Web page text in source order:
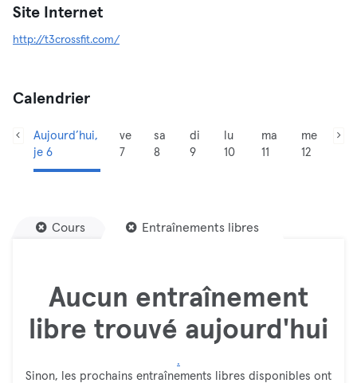
Site Internet
http://t3crossfit.com/
Calendrier
Aujourd’hui,
je 6
ve
7
sa
8
di
9
lu
10
ma
11
me
12
Cours Entraînements libres
Aucun entraînement
libre trouvé aujourd'hui
.
Sinon, les prochains entraînements libres disponibles ont